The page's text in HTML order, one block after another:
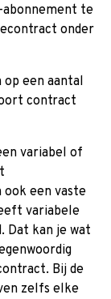
te
onder
een aantal
contract
variabel of
een vaste
variabele
Dat kan je wat
Bij de
zelfs elke